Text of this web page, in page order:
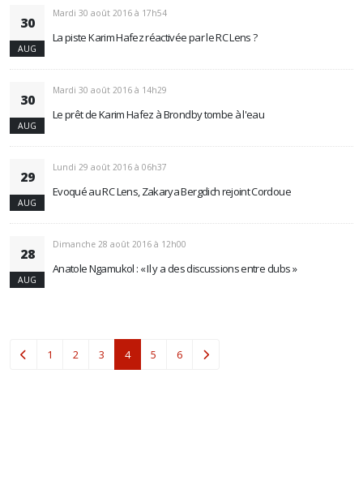
30
AUG
Mardi 30 août 2016 à 17h54
La piste Karim Hafez réactivée par le RC Lens ?
30
AUG
Mardi 30 août 2016 à 14h29
Le prêt de Karim Hafez à Brondby tombe à l'eau
29
AUG
Lundi 29 août 2016 à 06h37
Evoqué au RC Lens, Zakarya Bergdich rejoint Cordoue
28
AUG
Dimanche 28 août 2016 à 12h00
Anatole Ngamukol : « Il y a des discussions entre clubs »
1 2 3 4(current)
5 6